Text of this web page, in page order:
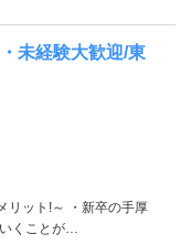
未経験大歓迎/東
リット!～ ・新卒の手厚
くことが…